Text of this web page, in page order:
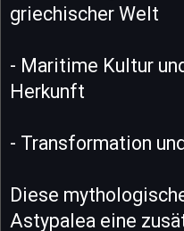
griechischer Welt
- Maritime Kultur
Herkunft
- Transformation
Diese
Astypalea eine